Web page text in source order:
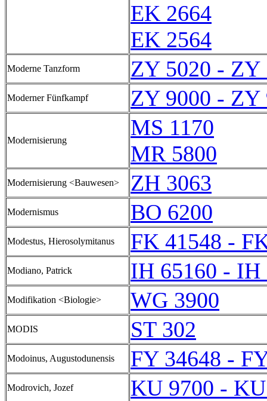
EK 2664
EK 2564
Moderne Tanzform ZY 5020 - ZY
Moderner Fünfkampf ZY 9000 - ZY
Modernisierung
MS 1170
MR 5800
Modernisierung <Bauwesen> ZH 3063
Modernismus BO 6200
Modestus, Hierosolymitanus FK 41548 -
Modiano, Patrick IH 65160 - IH
Modifikation <Biologie> WG 3900
MODIS ST 302
Modoinus, Augustodunensis FY 34648 -
Modrovich, Jozef KU 9700 -